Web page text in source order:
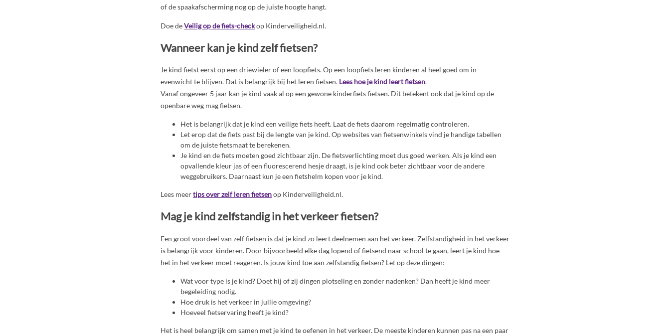
of de spaakafscherming nog op de juiste hoogte hangt.
Doe deVeilig op de fiets-checkop Kinderveiligheid.nl.
Wanneer kan je kind zelf fietsen?
Je kind fietst eerst op een driewieler of een loopfiets. Op een loopfiets leren kinderen al heel goed om in
evenwicht te blijven. Dat is belangrijk bij het leren fietsen. Lees hoe je kind leert fietsen.
Vanaf ongeveer 5 jaar kan je kind vaak al op een gewone kinderfiets fietsen. Dit betekent ook dat je kind op de
openbare weg mag fietsen.
Het is belangrijk dat je kind een veilige fiets heeft. Laat de fiets daarom regelmatig controleren.
Let erop dat de fiets past bij de lengte van je kind. Op websites van fietsenwinkels vind je handige tabellen
om de juiste fietsmaat te berekenen.
Je kind en de fiets moeten goed zichtbaar zijn. De fietsverlichting moet dus goed werken. Als je kind een
opvallende kleur jas of een fluorescerend hesje draagt, is je kind ook beter zichtbaar voor de andere
weggebruikers. Daarnaast kun je een fietshelm kopen voor je kind.
Lees meertips over zelf leren fietsenop Kinderveiligheid.nl.
Mag je kind zelfstandig in het verkeer fietsen?
Een groot voordeel van zelf fietsen is dat je kind zo leert deelnemen aan het verkeer. Zelfstandigheid in het verkeer
is belangrijk voor kinderen. Door bijvoorbeeld elke dag lopend of fietsend naar school te gaan, leert je kind hoe
het in het verkeer moet reageren. Is jouw kind toe aan zelfstandig fietsen? Let op deze dingen:
Wat voor type is je kind? Doet hij of zij dingen plotseling en zonder nadenken? Dan heeft je kind meer
begeleiding nodig.
Hoe druk is het verkeer in jullie omgeving?
Hoeveel fietservaring heeft je kind?
Het is heel belangrijk om samen met je kind te oefenen in het verkeer. De meeste kinderen kunnen pas na een paar